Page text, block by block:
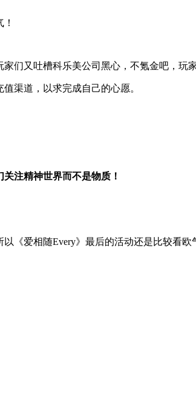
们又吐槽科乐美公司黑心，不氪金吧，玩
渠道，以求完成自己的心愿。
注精神世界而不是物质！
以《爱相随Every》最后的活动还是比较看